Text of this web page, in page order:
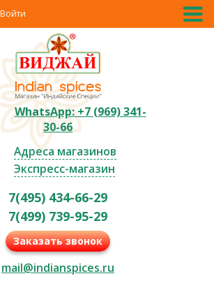
Войти
WhatsApp: +7 (969) 341-
30-66
Адреса магазинов
Экспресс-магазин
7(495) 434-66-29
7(499) 739-95-29
Заказать звонок
mail@indianspices.ru